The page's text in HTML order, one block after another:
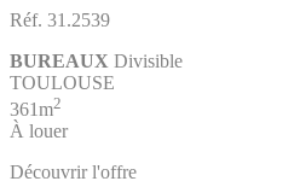
Réf. 31.2539
BUREAUX Divisible
TOULOUSE
361m2
À louer
Découvrir l'offre